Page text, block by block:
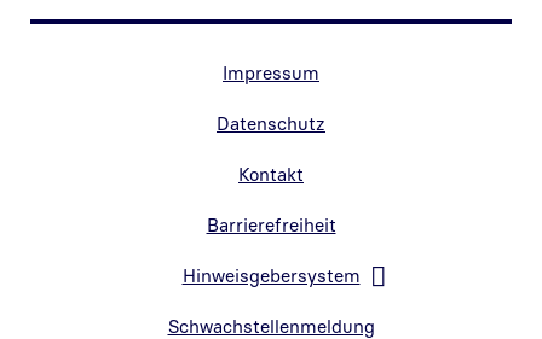
Impressum
Datenschutz
Kontakt
Barrierefreiheit
Hinweisgebersystem
Schwachstellenmeldung